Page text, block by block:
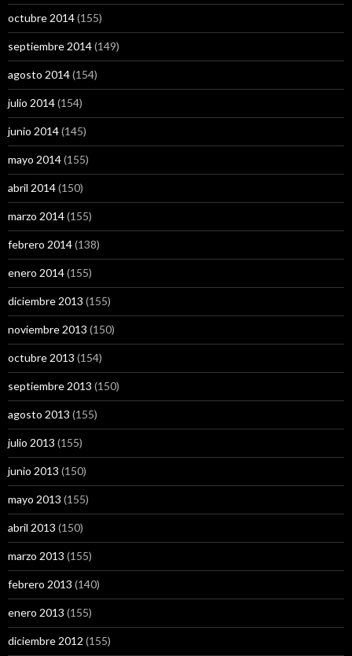
octubre 2014(155)
septiembre 2014(149)
agosto 2014(154)
julio 2014(154)
junio 2014(145)
mayo 2014(155)
abril 2014(150)
marzo 2014(155)
febrero 2014(138)
enero 2014(155)
diciembre 2013 (155)
noviembre 2013 (150)
octubre 2013 (154)
septiembre 2013 (150)
agosto 2013 (155)
julio 2013 (155)
junio 2013 (150)
mayo 2013 (155)
abril 2013 (150)
marzo 2013 (155)
febrero 2013 (140)
enero 2013 (155)
diciembre 2012 (155)